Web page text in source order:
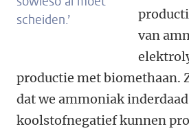
scheiden.’
van
productie met biomethaan.
dat we ammoniak inderdaad
koolstofnegatief kunnen